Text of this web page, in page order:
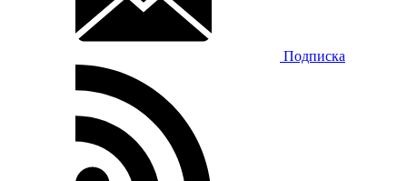
Подписка